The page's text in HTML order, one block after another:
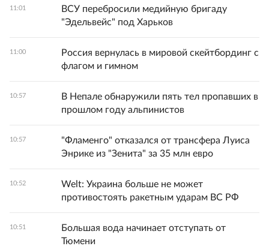
11:01
ВСУ перебросили медийную бригаду
"Эдельвейс" под Харьков
11:00
Россия вернулась в мировой скейтбординг с
флагом и гимном
10:57
В Непале обнаружили пять тел пропавших в
прошлом году альпинистов
10:57
"Фламенго" отказался от трансфера Луиса
Энрике из "Зенита" за 35 млн евро
10:52
Welt: Украина больше не может
противостоять ракетным ударам ВС РФ
10:51
Большая вода начинает отступать от
Тюмени